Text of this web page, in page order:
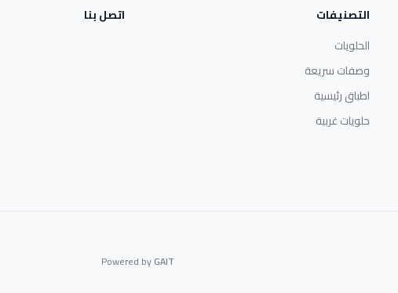
التصنيفات
الحلويات
وصفات سريعة
اطباق رئيسية
حلويات غربية
اتصل بنا
Powered byGAIT